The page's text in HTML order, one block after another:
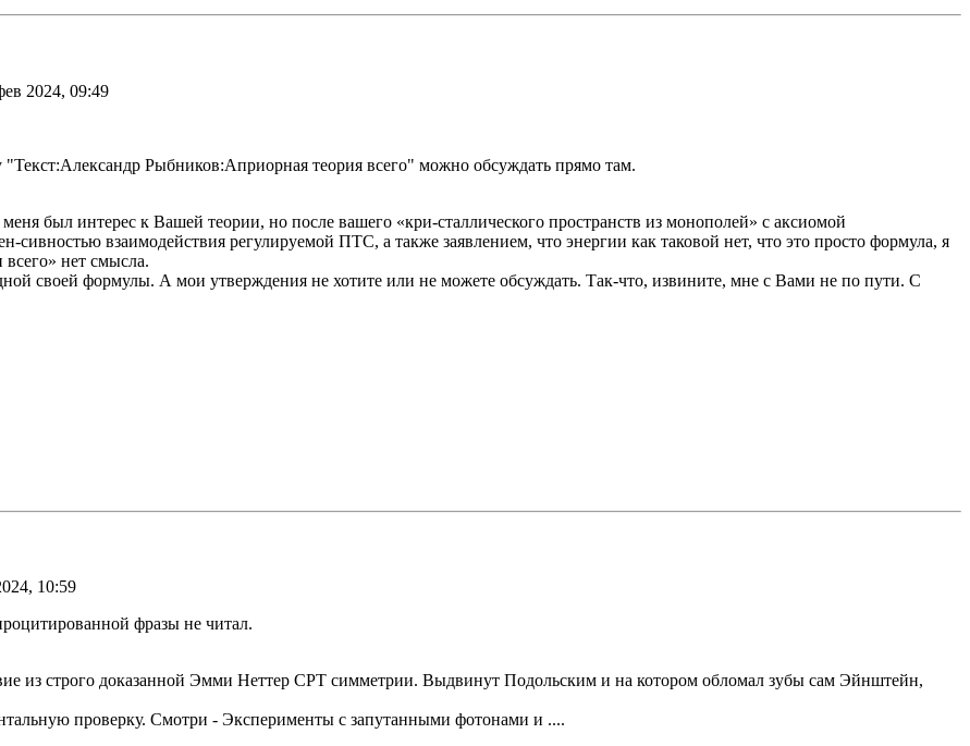
2024, 09:49
Рыбников:Априорная теория всего" можно обсуждать прямо там.
был интерес к Вашей теории, но после вашего «кри-сталлического пространств из монополей» с аксиомой
взаимодействия регулируемой ПТС, а также заявлением, что энергии как таковой нет, что это просто формула, я
нет смысла.
своей формулы. А мои утверждения не хотите или не можете обсуждать. Так-что, извините, мне с Вами не по пути. С
10:59
фразы не читал.
из строго доказанной Эмми Неттер СРТ симметрии. Выдвинут Подольским и на котором обломал зубы сам Эйнштейн,
проверку. Смотри - Эксперименты с запутанными фотонами и ....